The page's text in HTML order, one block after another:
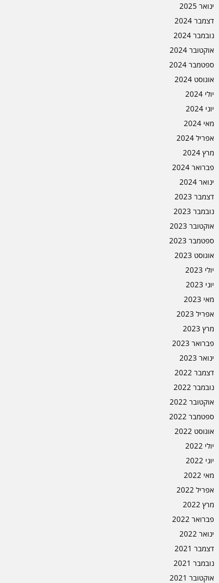
ינואר 2025
דצמבר 2024
נובמבר 2024
אוקטובר 2024
ספטמבר 2024
אוגוסט 2024
יולי 2024
יוני 2024
מאי 2024
אפריל 2024
מרץ 2024
פברואר 2024
ינואר 2024
דצמבר 2023
נובמבר 2023
אוקטובר 2023
ספטמבר 2023
אוגוסט 2023
יולי 2023
יוני 2023
מאי 2023
אפריל 2023
מרץ 2023
פברואר 2023
ינואר 2023
דצמבר 2022
נובמבר 2022
אוקטובר 2022
ספטמבר 2022
אוגוסט 2022
יולי 2022
יוני 2022
מאי 2022
אפריל 2022
מרץ 2022
פברואר 2022
ינואר 2022
דצמבר 2021
נובמבר 2021
אוקטובר 2021